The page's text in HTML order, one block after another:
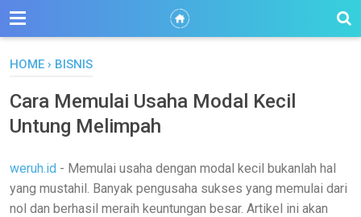
HOME › BISNIS
Cara Memulai Usaha Modal Kecil
Untung Melimpah
weruh.id - Memulai usaha dengan modal kecil bukanlah hal
yang mustahil. Banyak pengusaha sukses yang memulai dari
nol dan berhasil meraih keuntungan besar. Artikel ini akan